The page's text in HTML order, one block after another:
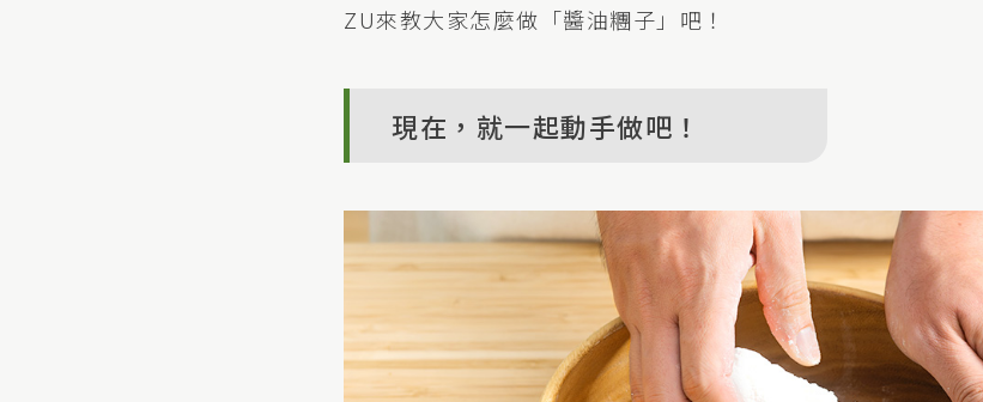
ZU來教大家怎麼做「醬油糰子」吧！
現在，就一起動手做吧！